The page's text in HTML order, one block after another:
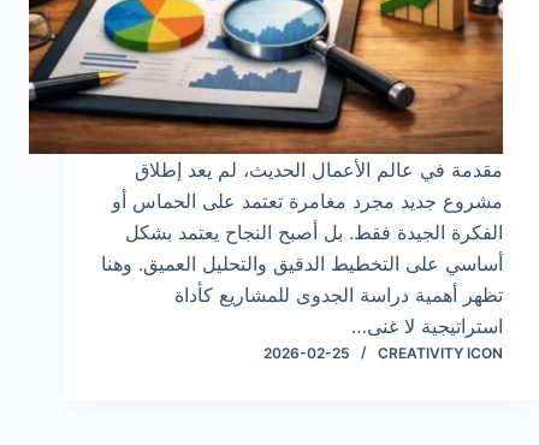
مقدمة في عالم الأعمال الحديث، لم يعد إطلاق
مشروع جديد مجرد مغامرة تعتمد على الحماس أو
الفكرة الجيدة فقط. بل أصبح النجاح يعتمد بشكل
أساسي على التخطيط الدقيق والتحليل العميق. وهنا
تظهر أهمية دراسة الجدوى للمشاريع كأداة
استراتيجية لا غنى…
CREATIVITY ICON
2026-02-25